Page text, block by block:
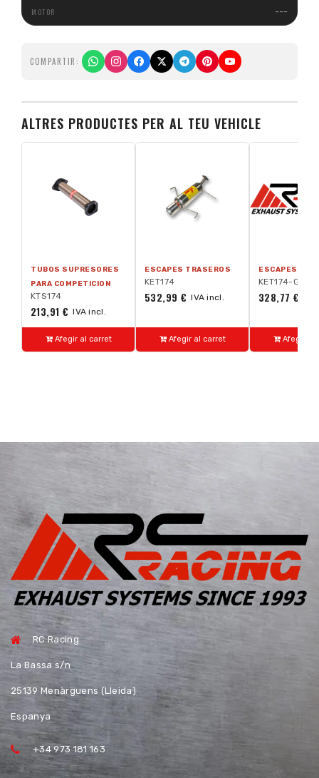
---
COMPARTIR:
ALTRES PRODUCTES PER AL TEU VEHICLE
TUBOS SUPRESORES
PARA COMPETICION
KTS174
213,91 € IVA incl.
Afegir al carret
ESCAPES TRASEROS
KET174
532,99 € IVA incl.
Afegir al carret
ESCAPES
KET174-GA
328,77 €
Afegir al
RC Racing
La Bassa s/n
25139 Menàrguens (Lleida)
Espanya
+34 973 181 163